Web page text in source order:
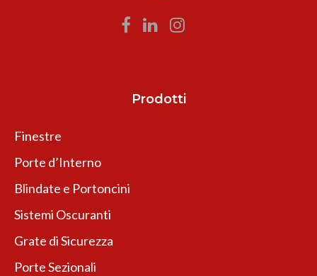
Prodotti
Finestre
Porte d’Interno
Blindate e Portoncini
Sistemi Oscuranti
Grate di Sicurezza
Porte Sezionali